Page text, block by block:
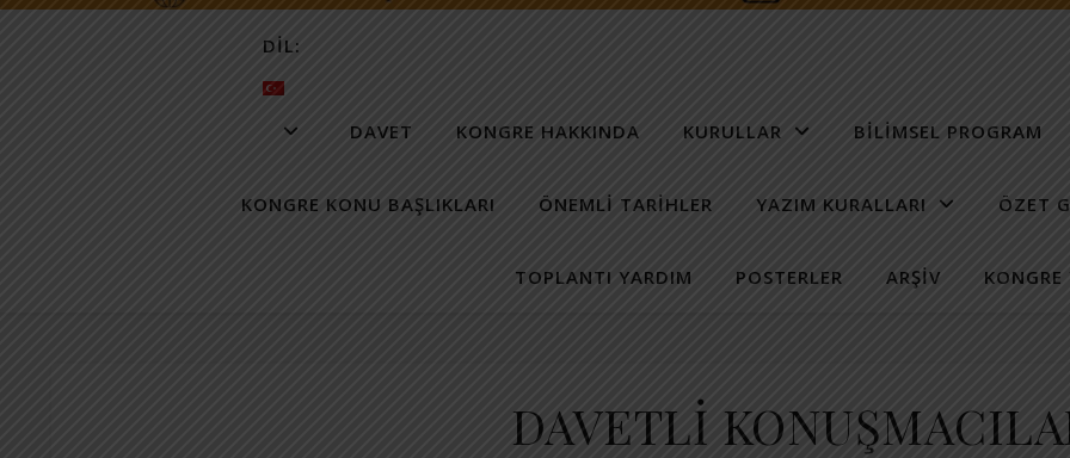
DIL:
DAVET KONGRE HAKKINDA KURULLAR BILIMSEL PROGRAM
KONGRE KONU BAŞLIKLARI ÖNEMLI TARIHLER YAZIM KURALLARI ÖZET
TOPLANTI YARDIM POSTERLER ARŞIV KONGRE
DAVETLİ